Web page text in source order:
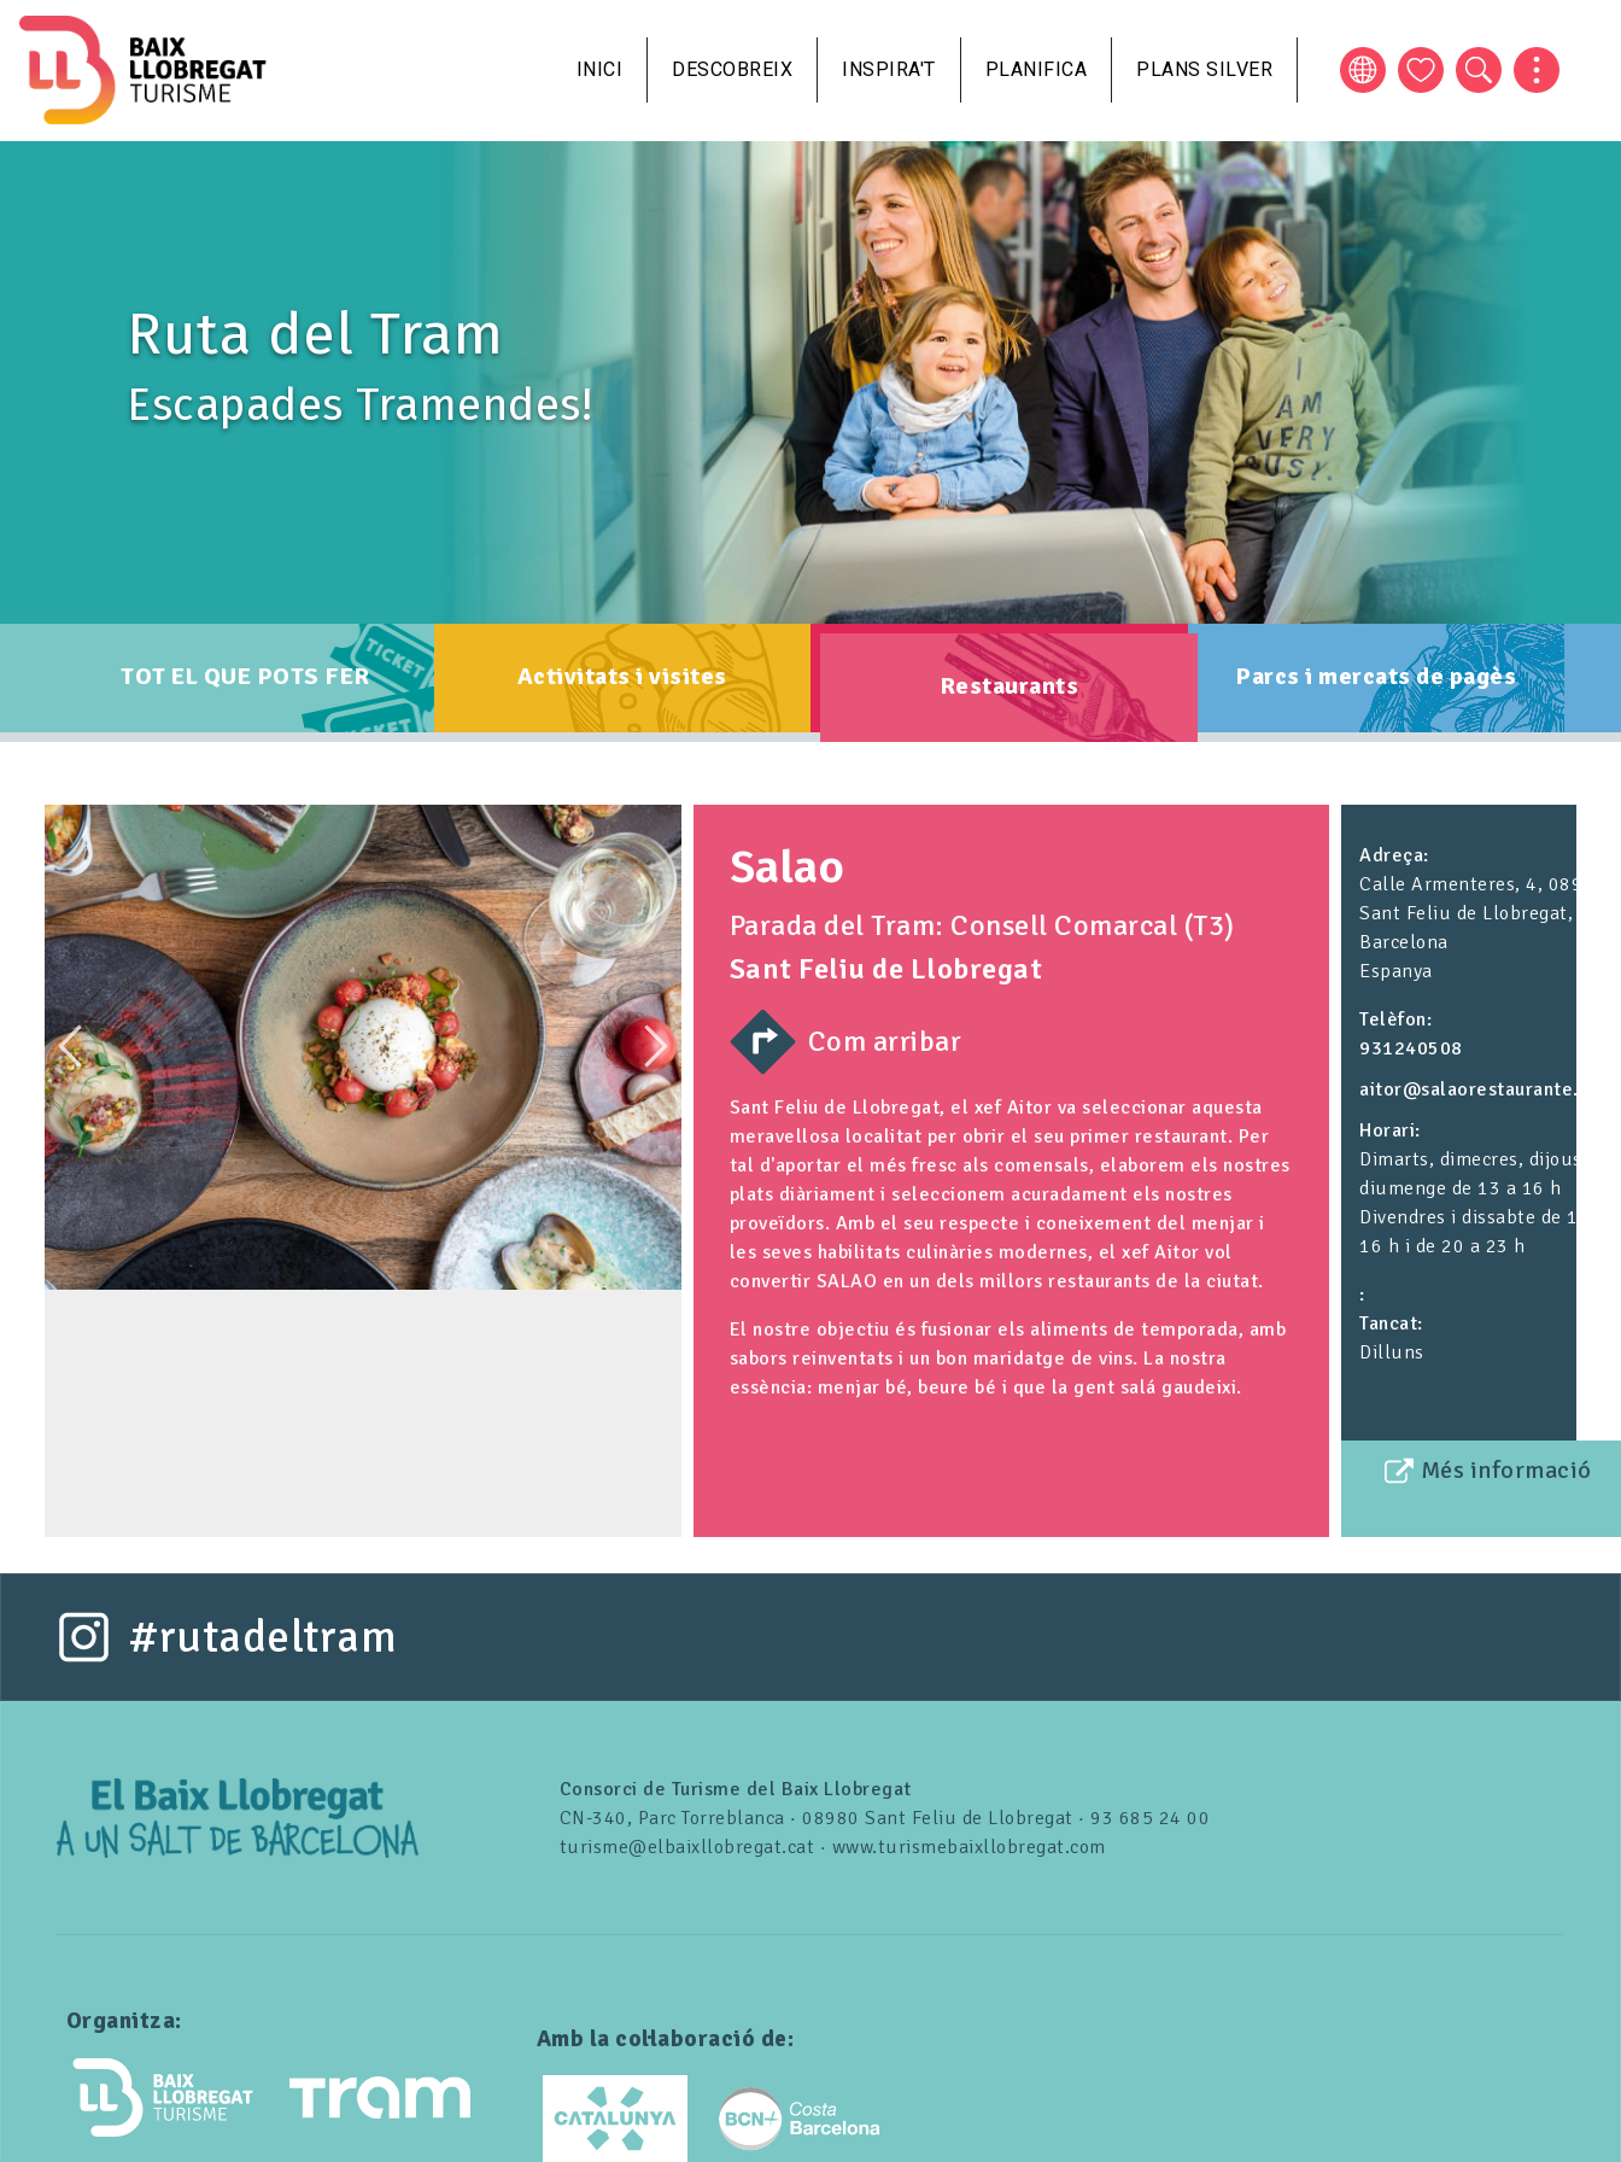
al
contingut
INICI DESCOBREIX INSPIRA'T PLANIFICA PLANS SILVER
Ruta del Tram
Escapades Tramendes!
TOT EL QUE POTS FER Activitats i visites Restaurants Parcs i mercats de pagès
Salao
Parada del Tram: Consell Comarcal (T3)
Sant Feliu de Llobregat
Com arribar
Sant Feliu de Llobregat, el xef Aitor va seleccionar aquesta
meravellosa localitat per obrir el seu primer restaurant. Per
tal d'aportar el més fresc als comensals, elaborem els nostres
plats diàriament i seleccionem acuradament els nostres
proveïdors. Amb el seu respecte i coneixement del menjar i
les seves habilitats culinàries modernes, el xef Aitor vol
convertir SALAO en un dels millors restaurants de la ciutat.
El nostre objectiu és fusionar els aliments de temporada, amb
sabors reinventats i un bon maridatge de vins. La nostra
essència: menjar bé, beure bé i que la gent salá gaudeixi.
Adreça
Calle Armenteres, 4, 08980
Sant Feliu de Llobregat,
Barcelona
Espanya
Telèfon
931240508
aitor@salaorestaurante.com
Horari
Dimarts, dimecres, dijous i
diumenge de 13 a 16 h
Divendres i dissabte de 13 a
16 h i de 20 a 23 h
Tancat
Dilluns
Més informació
#rutadeltram
Consorci de Turisme del Baix Llobregat
CN-340, Parc Torreblanca · 08980 Sant Feliu de Llobregat · 93 685 24 00
turisme@elbaixllobregat.cat · www.turismebaixllobregat.com
Organitza:
Amb la col·laboració de: